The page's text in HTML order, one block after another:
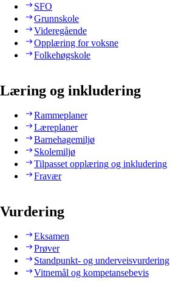
SFO
Grunnskole
Videregående
Opplæring for voksne
Folkehøgskole
Læring og inkludering
Rammeplaner
Læreplaner
Barnehagemiljø
Skolemiljø
Tilpasset opplæring og inkludering
Fravær
Vurdering
Eksamen
Prøver
Standpunkt- og underveisvurdering
Vitnemål og kompetansebevis